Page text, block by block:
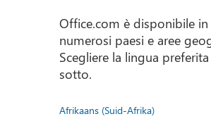
Office.com è disponibile in
numerosi paesi e aree
Scegliere la lingua
sotto.
Afrikaans (Suid-Afrika)